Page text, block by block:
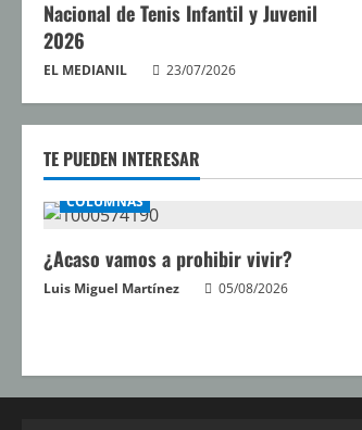
e
n
d
o
Nacional de Tenis Infantil y Juvenil
2026
EL MEDIANIL 23/07/2026
TE PUEDEN INTERESAR
COLUMNAS
¿Acaso vamos a prohibir vivir?
Luis Miguel Martínez 05/08/2026